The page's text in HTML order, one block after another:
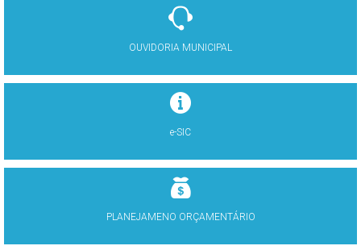
OUVIDORIA MUNICIPAL
e-SIC
PLANEJAMENO ORÇAMENTÁRIO